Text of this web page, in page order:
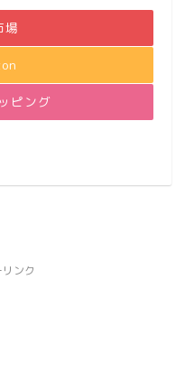
場
ピング
ンク